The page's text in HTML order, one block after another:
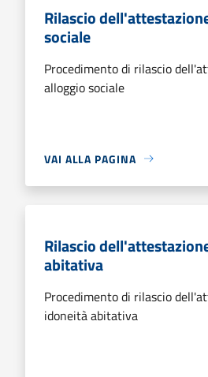
Rilascio
sociale
Procedimento di rilascio
alloggio sociale
VAI ALLA PAGINA
Rilascio
abitativa
Procedimento di rilascio
idoneità abitativa